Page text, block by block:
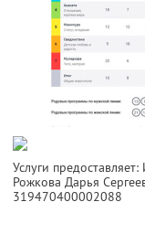
Услуги
Рожкова Дарья
319470400002088